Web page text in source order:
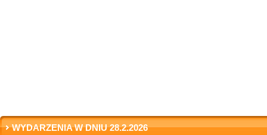
WYDARZENIA W DNIU 28.2.2026